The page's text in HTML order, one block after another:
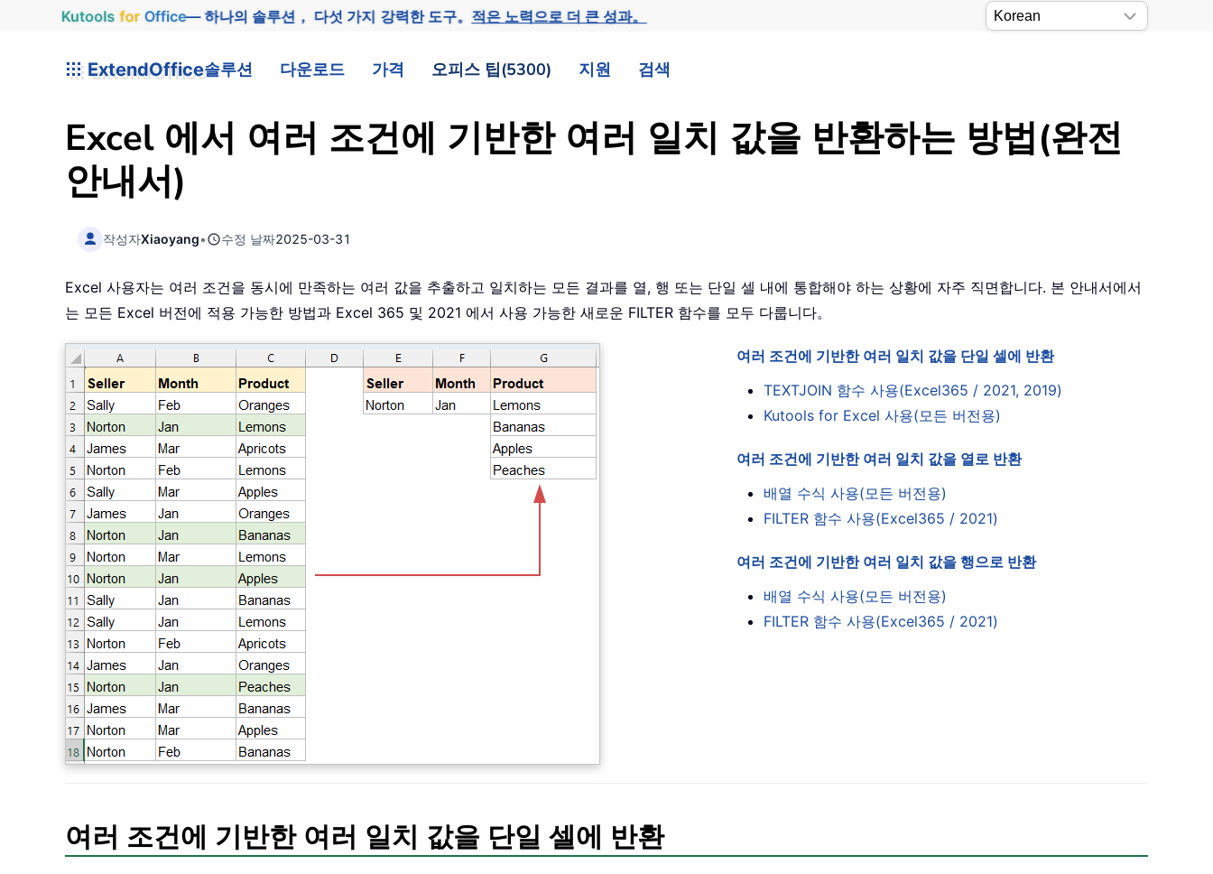
Kutools for Office— 하나의 솔루션， 다섯 가지 강력한 도구。적은 노력으로 더 큰 성과。
ExtendOffice솔루션 다운로드 가격 오피스 팁(5300) 지원 검색
Excel 에서 여러 조건에 기반한 여러 일치 값을 반환하는 방법(완전
안내서)
작성자Xiaoyang• 수정 날짜2025-03-31
Excel 사용자는 여러 조건을 동시에 만족하는 여러 값을 추출하고 일치하는 모든 결과를 열, 행 또는 단일 셀 내에 통합해야 하는 상황에 자주 직면합니다. 본 안내서에서
는 모든 Excel 버전에 적용 가능한 방법과 Excel 365 및 2021 에서 사용 가능한 새로운 FILTER 함수를 모두 다룹니다。
여러 조건에 기반한 여러 일치 값을 단일 셀에 반환
TEXTJOIN 함수 사용(Excel365 / 2021, 2019)
Kutools for Excel 사용(모든 버전용)
여러 조건에 기반한 여러 일치 값을 열로 반환
배열 수식 사용(모든 버전용)
FILTER 함수 사용(Excel365 / 2021)
여러 조건에 기반한 여러 일치 값을 행으로 반환
배열 수식 사용(모든 버전용)
FILTER 함수 사용(Excel365 / 2021)
여러 조건에 기반한 여러 일치 값을 단일 셀에 반환